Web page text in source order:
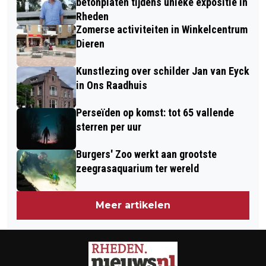
Rheden
Zomerse activiteiten in Winkelcentrum
Dieren
Kunstlezing over schilder Jan van Eyck
in Ons Raadhuis
Perseïden op komst: tot 65 vallende
sterren per uur
Burgers' Zoo werkt aan grootste
zeegrasaquarium ter wereld
Meer artikelen